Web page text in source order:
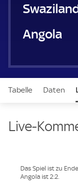
Angola
Tabelle Daten
Live-
Das Spiel ist zu
Angola ist 2:2.